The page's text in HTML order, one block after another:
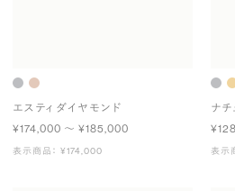
エスティ ダイヤモンド
¥174,000 〜 ¥185,000
表示商品： ¥174,000
ナチ
表示